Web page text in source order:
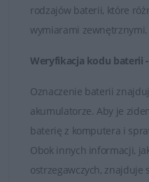
CE i ROHS.
Łatwy kontakt i fachowa
W przypadku
doborem baterii do
Państwo skontaktować się
udzielą fachowej i
zapytania odpowiadamy
Satysfakcja z zakupu jest
rodzajów baterii, które
wymiarami zewnętrznymi.
Weryfikacja kodu baterii
Oznaczenie baterii
akumulatorze. Aby je
baterię z komputera i
Obok innych informacji,
ostrzegawczych,